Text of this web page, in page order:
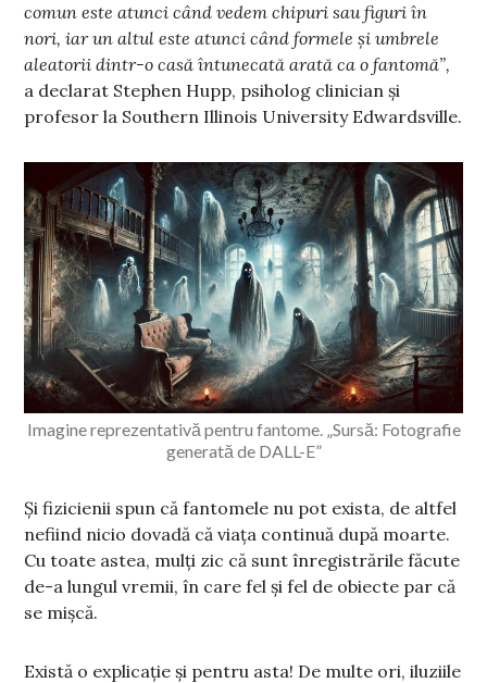
comun este atunci când vedem chipuri sau figuri în
nori, iar un altul este atunci când formele și umbrele
aleatorii dintr-o casă întunecată arată ca o fantomă”,
a declarat Stephen Hupp, psiholog clinician și
profesor la Southern Illinois University Edwardsville.
Imagine reprezentativă pentru fantome. „Sursă: Fotografie
generată de DALL-E”
Și fizicienii spun că fantomele nu pot exista, de altfel
nefiind nicio dovadă că viața continuă după moarte.
Cu toate astea, mulți zic că sunt înregistrările făcute
de-a lungul vremii, în care fel și fel de obiecte par că
se mișcă.
Există o explicație și pentru asta! De multe ori, iluziile